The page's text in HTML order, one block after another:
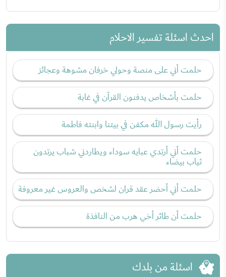
احدث اسئلة تفسير الاحلام
حلمت أني على منصة وحولي خرفان مشوهة وعجائز
حلمت بأشخاص يدفنون القرآن في غابة
رأيت رسول الله مكفن في بيتنا وابنته فاطمة
حلمت أني أرتدي عبايه سوداء ويطاردني شباب يرتدون
ثياب بيضاء
حلمت أني أحضر عقد قران لشخص والعروس غير معروفة
حلمت أن طائر أخي هرب من النافذة
اسئلة من بلدك